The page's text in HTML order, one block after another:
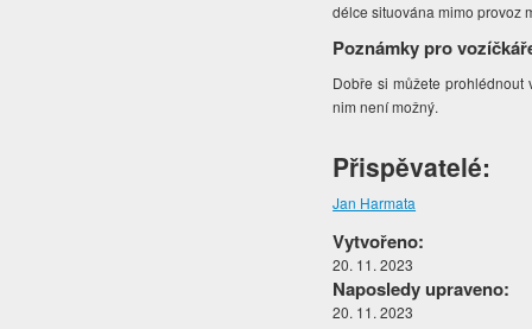
délce situována mimo provoz
Poznámky pro
Dobře si můžete
nim není možný.
Přispěvatelé:
Jan Harmata
Vytvořeno:
20. 11. 2023
Naposledy upraveno:
20. 11. 2023